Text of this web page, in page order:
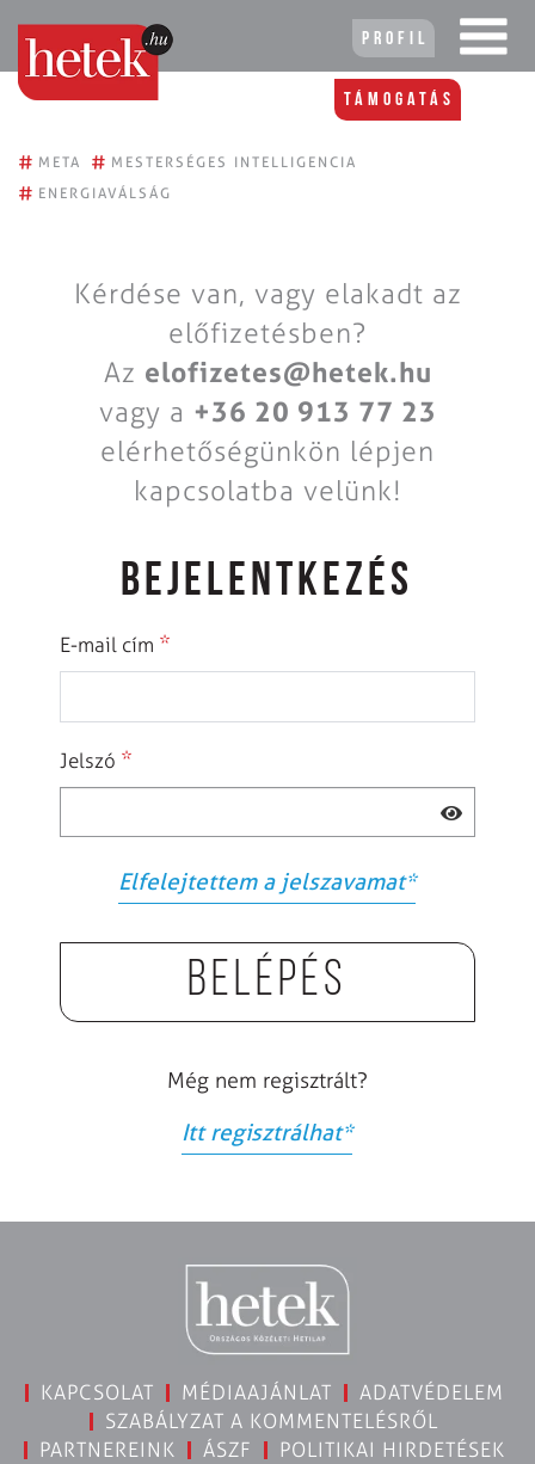
Profil
Támogatás
# META # MESTERSÉGES INTELLIGENCIA
# ENERGIAVÁLSÁG
Kérdése van, vagy elakadt az
előfizetésben?
Az elofizetes@hetek.hu
vagy a +36 20 913 77 23
elérhetőségünkön lépjen
kapcsolatba velünk!
BEJELENTKEZÉS
E-mail cím *
Jelszó *
Elfelejtettem a jelszavamat*
Belépés
Még nem regisztrált?
Itt regisztrálhat*
KAPCSOLAT MÉDIAAJÁNLAT
ADATVÉDELEM
SZABÁLYZAT A KOMMENTELÉSRŐL
PARTNEREINK
ÁSZF
POLITIKAI HIRDETÉSEK